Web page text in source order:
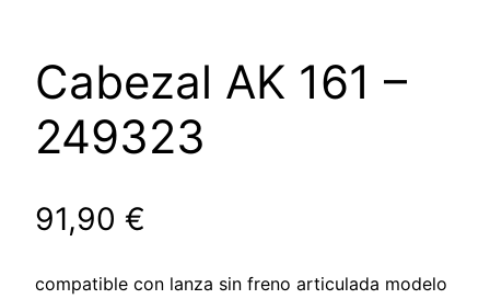
Cabezal AK 161 –
249323
91,90 €
compatible con lanza sin freno articulada modelo